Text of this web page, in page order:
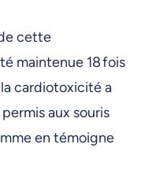
cette
maintenue 18 fois
cardiotoxicité a
aux souris
en témoigne